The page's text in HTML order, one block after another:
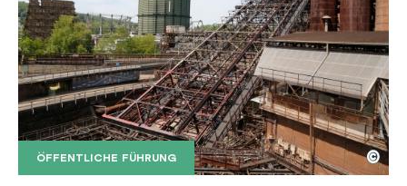
ÖFFENTLICHE FÜHRUNG
Der Erzschrägaufzug der Völklinger Hütte mit
Copyright: Weltkulturerbe Völklinger Hütte | Karl
©